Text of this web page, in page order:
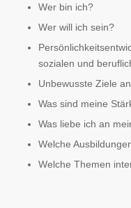
Wer bin ich?
Wer will ich sein?
sozialen und
Unbewusste Ziele
Was sind meine
Was liebe ich an
Welche
Welche Themen